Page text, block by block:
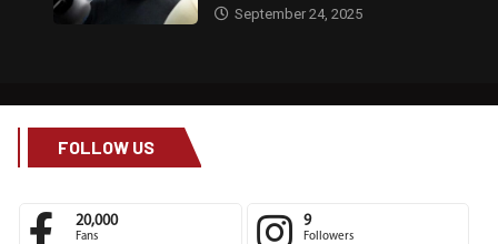
September 24, 2025
FOLLOW US
20,000
Fans
9
Followers